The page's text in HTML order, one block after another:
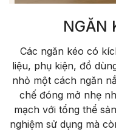
NGĂN
Các ngăn kéo có
liệu, phụ kiện, đồ
nhỏ một cách ngăn
chế đóng mở nhẹ
mạch với tổng thể
nghiệm sử dụng mà